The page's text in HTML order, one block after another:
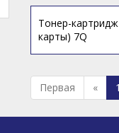
Тонер-
карты) 7Q
Первая «